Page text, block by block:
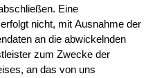
Eine
nicht, mit Ausnahme der
an die abwickelnden
zum Zwecke der
an das von uns